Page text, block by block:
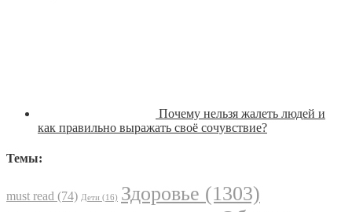
Почему нельзя жалеть людей и
как правильно выражать своё сочувствие?
Темы:
must read (74) Дети (16) Здоровье (1303)